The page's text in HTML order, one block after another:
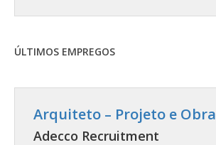
ÚLTIMOS EMPREGOS
Arquiteto – Projeto e Obra
Adecco Recruitment